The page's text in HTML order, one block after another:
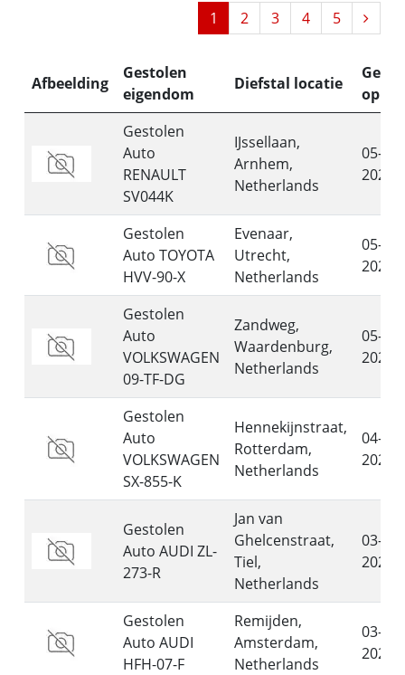
1
2 3 4 5
Afbeelding
Gestolen
eigendom
Diefstal locatie
op
Gestolen
Auto
RENAULT
SV044K
IJssellaan,
Arnhem,
Netherlands
05-08-
2026
Gestolen
Auto TOYOTA
HVV-90-X
Evenaar,
Utrecht,
Netherlands
05-08-
2026
Gestolen
Auto
VOLKSWAGEN
09-TF-DG
Zandweg,
Waardenburg,
Netherlands
05-08-
2026
Gestolen
Auto
VOLKSWAGEN
SX-855-K
Hennekijnstraat,
Rotterdam,
Netherlands
04-08-
2026
Gestolen
Auto AUDI ZL-
273-R
Jan van
Ghelcenstraat,
Tiel,
Netherlands
03-08-
2026
Gestolen
Auto AUDI
HFH-07-F
Remijden,
Amsterdam,
Netherlands
03-08-
2026